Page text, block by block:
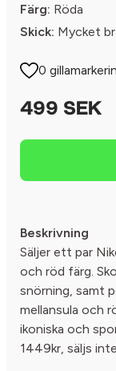
Färg: Röda
Skick: Mycket
0
499 SEK
Beskrivning
Säljer ett par
och röd färg.
snörning, samt
mellansula och
ikoniska och
1449kr, säljs